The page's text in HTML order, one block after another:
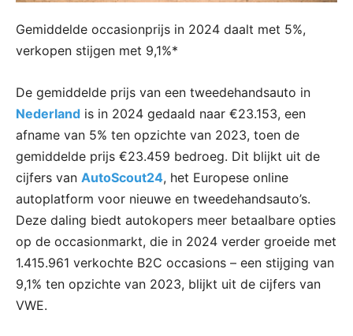
Gemiddelde occasionprijs in 2024 daalt met 5%,
verkopen stijgen met 9,1%*
De gemiddelde prijs van een tweedehandsauto in
Nederland is in 2024 gedaald naar €23.153, een
afname van 5% ten opzichte van 2023, toen de
gemiddelde prijs €23.459 bedroeg. Dit blijkt uit de
cijfers van AutoScout24, het Europese online
autoplatform voor nieuwe en tweedehandsauto’s.
Deze daling biedt autokopers meer betaalbare opties
op de occasionmarkt, die in 2024 verder groeide met
1.415.961 verkochte B2C occasions – een stijging van
9,1% ten opzichte van 2023, blijkt uit de cijfers van
VWE.